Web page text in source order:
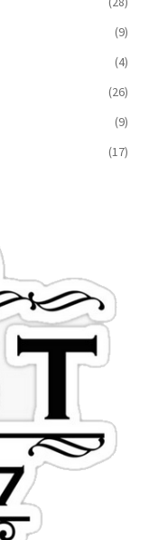
(9)
(4)
(26)
(9)
(17)